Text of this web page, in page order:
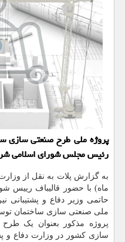
پروژه ملی طرح صنعتی سازی
رئیس مجلس شورای اسلامی
ماه) با حضور قالیباف رییس
حاتمی وزیر دفاع و پشتیبانی
ملی صنعتی سازی ساختمان
پروژه مذکور بعنوان یک طرح
سازی کشور در وزارت دفاع و